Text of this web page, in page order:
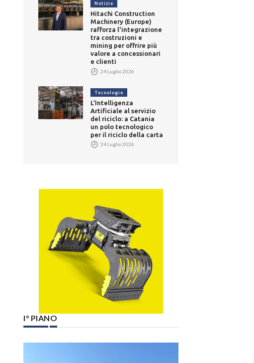
Notizie
Hitachi Construction
Machinery (Europe)
rafforza l'integrazione
tra costruzioni e
mining per offrire più
valore a concessionari
e clienti
24 Luglio 2026
Tecnologie
L’Intelligenza
Artificiale al servizio
del riciclo: a Catania
un polo tecnologico
per il riciclo della carta
24 Luglio 2026
I° PIANO